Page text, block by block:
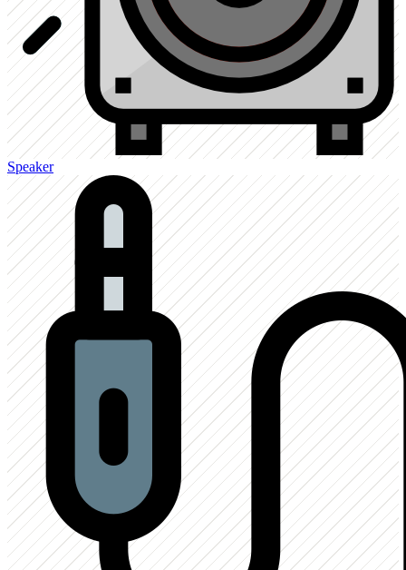
Speaker